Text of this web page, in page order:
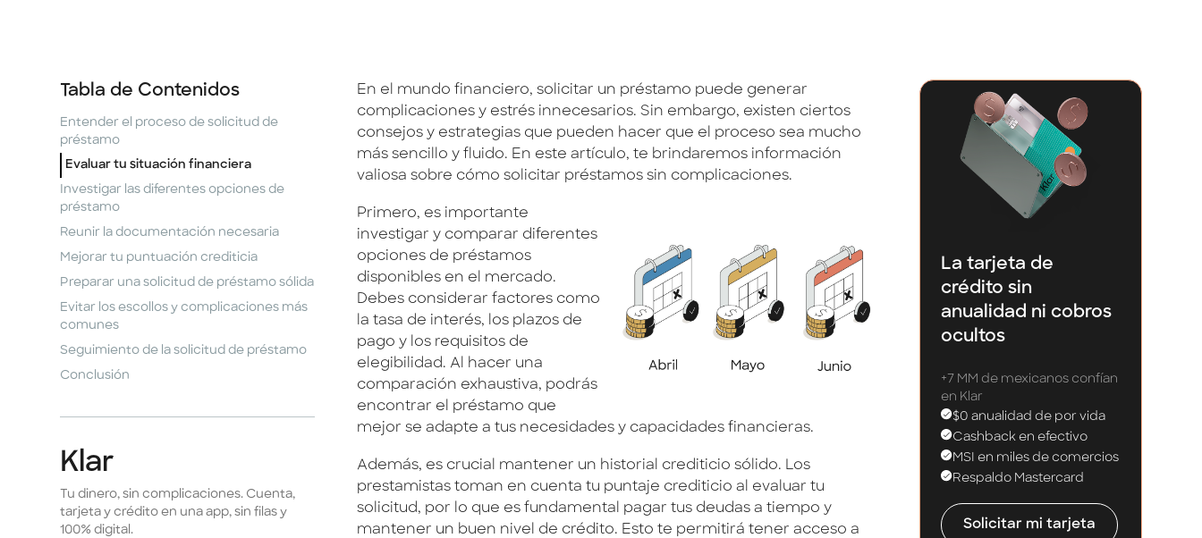
Tabla de Contenidos
Entender el proceso de solicitud de
préstamo
Evaluar tu situación financiera
Investigar las diferentes opciones de
préstamo
Reunir la documentación necesaria
Mejorar tu puntuación crediticia
Preparar una solicitud de préstamo sólida
Evitar los escollos y complicaciones más
comunes
Seguimiento de la solicitud de préstamo
Conclusión
Klar
Tu dinero, sin complicaciones. Cuenta,
tarjeta y crédito en una app, sin filas y
100% digital.
En el mundo financiero, solicitar un préstamo puede generar
complicaciones y estrés innecesarios. Sin embargo, existen ciertos
consejos y estrategias que pueden hacer que el proceso sea mucho
más sencillo y fluido. En este artículo, te brindaremos información
valiosa sobre cómo solicitar préstamos sin complicaciones.
Primero, es importante
investigar y comparar diferentes
opciones de préstamos
disponibles en el mercado.
Debes considerar factores como
la tasa de interés, los plazos de
pago y los requisitos de
elegibilidad. Al hacer una
comparación exhaustiva, podrás
encontrar el préstamo que
mejor se adapte a tus necesidades y capacidades financieras.
Además, es crucial mantener un historial crediticio sólido. Los
prestamistas toman en cuenta tu puntaje crediticio al evaluar tu
solicitud, por lo que es fundamental pagar tus deudas a tiempo y
mantener un buen nivel de crédito. Esto te permitirá tener acceso a
La tarjeta de
crédito sin
anualidad ni cobros
ocultos
+7 MM de mexicanos confían
en Klar
$0 anualidad de por vida
Cashback en efectivo
MSI en miles de comercios
Respaldo Mastercard
Solicitar mi tarjeta